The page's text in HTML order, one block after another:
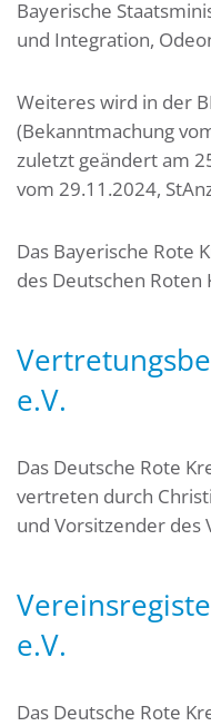
Bayerische
und Integration,
Weiteres wird in der
(Bekanntmachung
zuletzt geändert am
vom 29.11.2024,
Das Bayerische Rote
des Deutschen Roten
e.V.
Das Deutsche Rote
vertreten durch
und Vorsitzender des
e.V.
Das Deutsche Rote